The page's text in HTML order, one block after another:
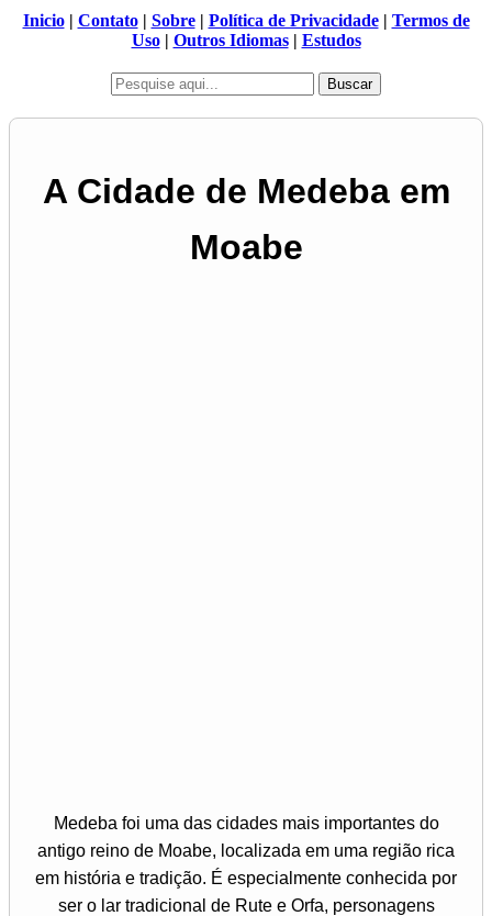
Inicio| Contato| Sobre| Política de Privacidade| Termos de
Uso| Outros Idiomas| Estudos
Buscar
A Cidade de Medeba em
Moabe
Medeba foi uma das cidades mais importantes do
antigo reino de Moabe, localizada em uma região rica
em história e tradição. É especialmente conhecida por
ser o lar tradicional de Rute e Orfa, personagens